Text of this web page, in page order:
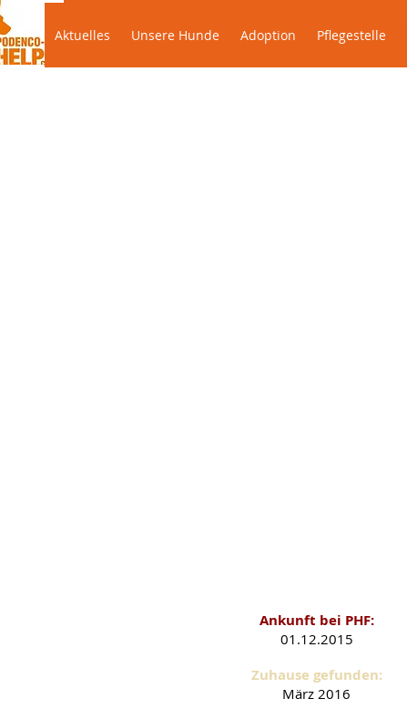
Aktuelles Unsere Hunde Adoption Pflegestelle
Ankunft bei PHF:
01.12.2015
Zuhause gefunden:
März 2016
Aktuelles Unsere Hunde Adoption Pflegestelle